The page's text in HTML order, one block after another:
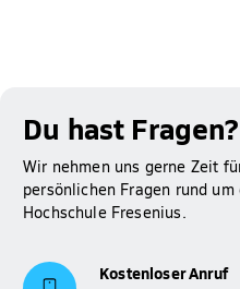
Du hast Fragen?
Wir nehmen uns gerne Zeit
persönlichen Fragen rund
Hochschule Fresenius.
Kostenloser Anruf